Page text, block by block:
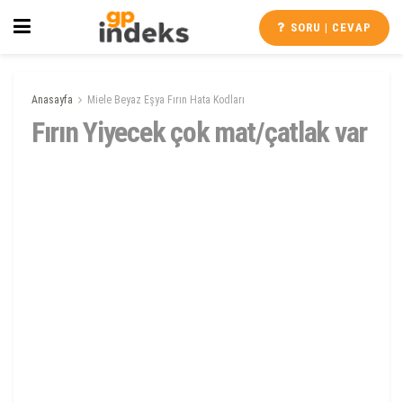
SORU | CEVAP
Anasayfa Miele Beyaz Eşya Fırın Hata Kodları
Fırın Yiyecek çok mat/çatlak var